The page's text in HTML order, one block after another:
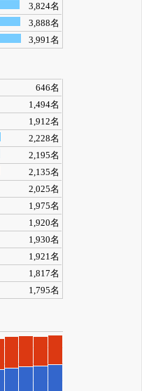
3,824名
3,888名
3,991名
646名
1,494名
1,912名
2,228名
2,195名
2,135名
2,025名
1,975名
1,920名
1,930名
1,921名
1,817名
1,795名